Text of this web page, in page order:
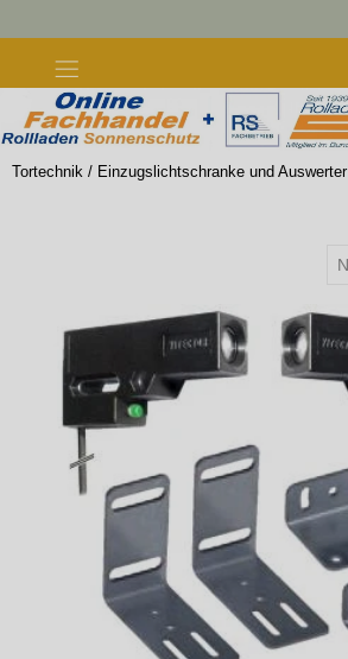
Tortechnik / Einzugslichtschranke und Auswerter